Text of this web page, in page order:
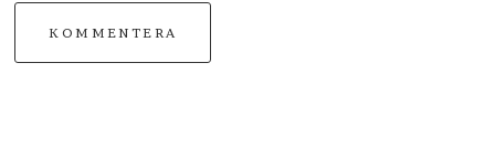
KOMMENTERA